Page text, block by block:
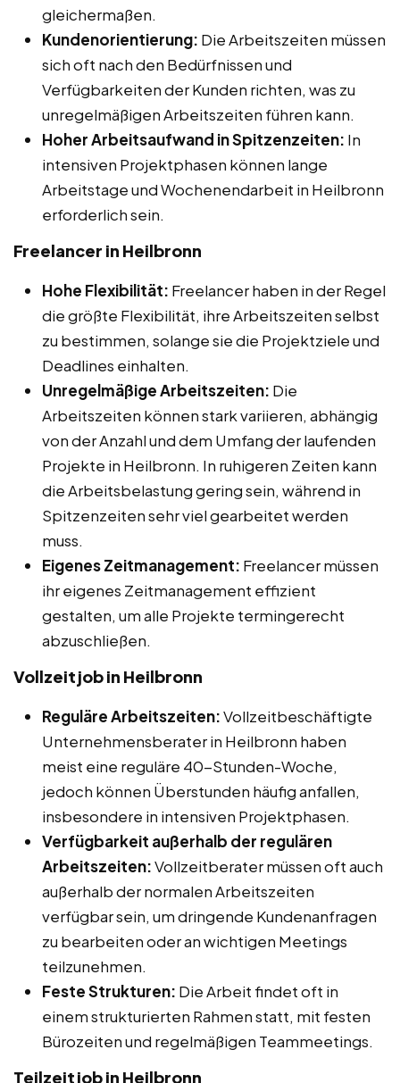
gleichermaßen.
Kundenorientierung: Die Arbeitszeiten müssen
sich oft nach den Bedürfnissen und
Verfügbarkeiten der Kunden richten, was zu
unregelmäßigen Arbeitszeiten führen kann.
Hoher Arbeitsaufwand in Spitzenzeiten: In
intensiven Projektphasen können lange
Arbeitstage und Wochenendarbeit in Heilbronn
erforderlich sein.
Freelancer in Heilbronn
Hohe Flexibilität: Freelancer haben in der Regel
die größte Flexibilität, ihre Arbeitszeiten selbst
zu bestimmen, solange sie die Projektziele und
Deadlines einhalten.
Unregelmäßige Arbeitszeiten: Die
Arbeitszeiten können stark variieren, abhängig
von der Anzahl und dem Umfang der laufenden
Projekte in Heilbronn. In ruhigeren Zeiten kann
die Arbeitsbelastung gering sein, während in
Spitzenzeiten sehr viel gearbeitet werden
muss.
Eigenes Zeitmanagement: Freelancer müssen
ihr eigenes Zeitmanagement effizient
gestalten, um alle Projekte termingerecht
abzuschließen.
Vollzeitjob in Heilbronn
Reguläre Arbeitszeiten:Vollzeitbeschäftigte
Unternehmensberater in Heilbronn haben
meist eine reguläre 40-Stunden-Woche,
jedoch können Überstunden häufig anfallen,
insbesondere in intensiven Projektphasen.
Verfügbarkeit außerhalb der regulären
Arbeitszeiten:Vollzeitberater müssen oft auch
außerhalb der normalen Arbeitszeiten
verfügbar sein, um dringende Kundenanfragen
zu bearbeiten oder an wichtigen Meetings
teilzunehmen.
Feste Strukturen: Die Arbeit findet oft in
einem strukturierten Rahmen statt, mit festen
Bürozeiten und regelmäßigen Teammeetings.
Teilzeitjob in Heilbronn